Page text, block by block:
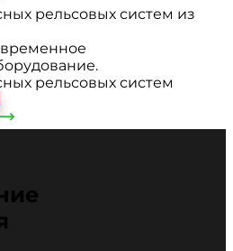
рельсовых систем из
рельсовых систем